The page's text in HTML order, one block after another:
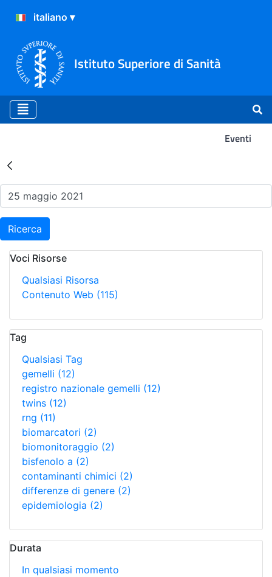
Istituto Superiore di Sanità
Eventi
Risultati della Ricerca -
Ricerca
Voci Risorse
Qualsiasi Risorsa
Contenuto Web (115)
Tag
Qualsiasi Tag
gemelli (12)
registro nazionale gemelli (12)
twins (12)
rng (11)
biomarcatori (2)
biomonitoraggio (2)
bisfenolo a (2)
contaminanti chimici (2)
differenze di genere (2)
epidemiologia (2)
Durata
In qualsiasi momento